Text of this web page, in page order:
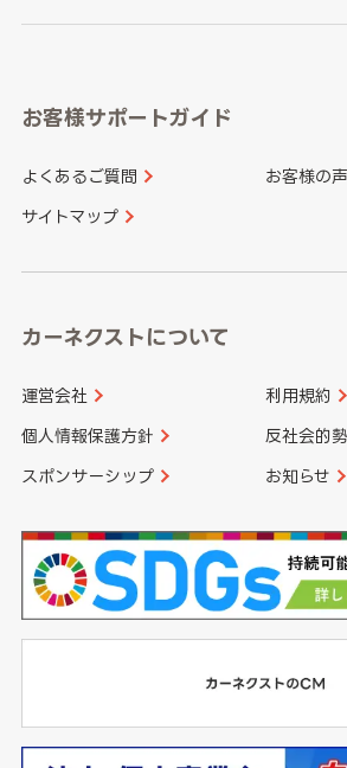
愛知県
和歌山県
山口県
香川県 愛媛県
長崎県
大分県 宮崎県
お客様サポートガイド
よくあるご質問 お客様の声
サイトマップ
カーネクストについて
運営会社 利用規約
個人情報保護方針 反社会的
スポンサーシップ お知らせ